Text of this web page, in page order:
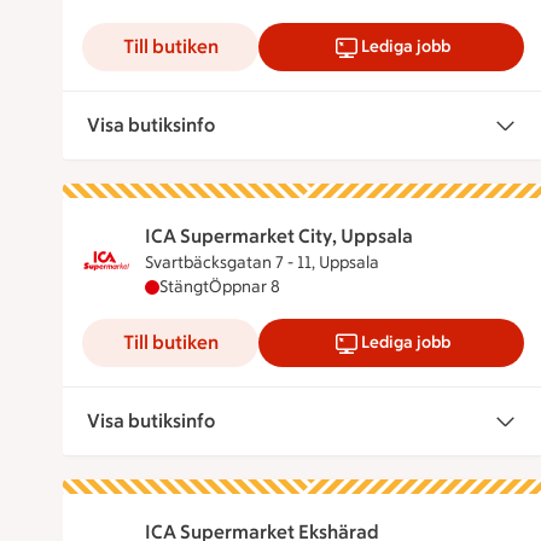
Till butiken Lediga jobb
Visa butiksinfo
ICA Supermarket City, Uppsala
Svartbäcksgatan 7 - 11, Uppsala
ICA Supermarket City, Uppsala har stängt,
StängtÖppnar 8
Till butiken Lediga jobb
Visa butiksinfo
ICA Supermarket Ekshärad